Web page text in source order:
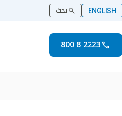
ENGLISH بحث
2223 8 800